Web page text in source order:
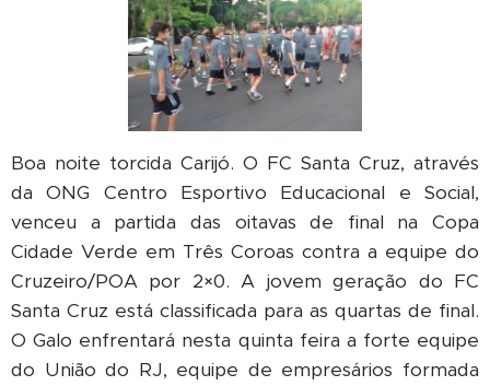
Boa noite torcida Carijó. O FC Santa Cruz, através
da ONG Centro Esportivo Educacional e Social,
venceu a partida das oitavas de final na Copa
Cidade Verde em Três Coroas contra a equipe do
Cruzeiro/POA por 2×0. A jovem geração do FC
Santa Cruz está classificada para as quartas de final.
O Galo enfrentará nesta quinta feira a forte equipe
do União do RJ, equipe de empresários formada